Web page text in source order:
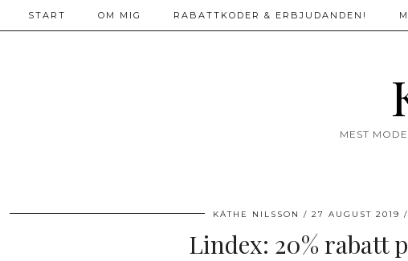
MEST
START OM MIG RABATTKODER & ERBJUDANDEN!
KÄTHE NILSSON 27 AUGUST 2019
Lindex: 20% rabatt